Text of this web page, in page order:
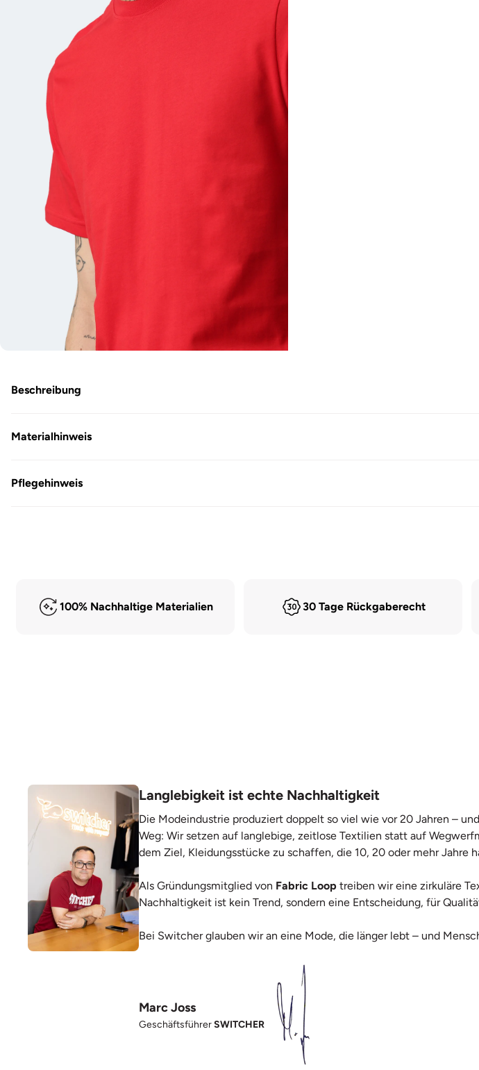
Modal
öffnen
Beschreibung
Materialhinweis
Pflegehinweis
100% Nachhaltige Materialien 30 Tage Rückgaberecht
Langlebigkeit ist echte Nachhaltigkeit
Die Modeindustrie produziert doppelt so viel wie vor 20 Jahren –
Weg: Wir setzen auf langlebige, zeitlose Textilien statt auf
dem Ziel, Kleidungsstücke zu schaffen, die 10, 20 oder mehr
Als Gründungsmitglied von Fabric Loop treiben wir eine zirkuläre
Nachhaltigkeit ist kein Trend, sondern eine Entscheidung, für
Bei Switcher glauben wir an eine Mode, die länger lebt – und
Marc Joss
GeschäftsführerSWITCHER